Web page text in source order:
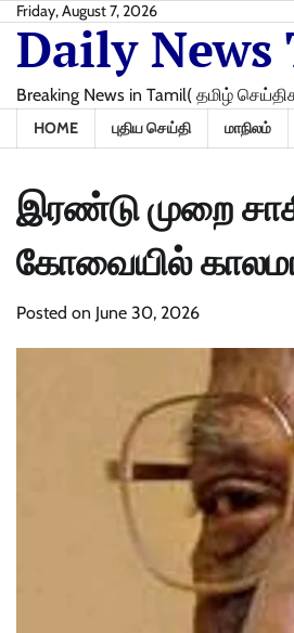
Skip
content
Friday, August 7, 2026
Daily News
Breaking News in Tamil( தமிழ்
HOME புதிய செய்தி மாநிலம்
இரண்டு முறை
கோவையில்
Posted on June 30, 2026